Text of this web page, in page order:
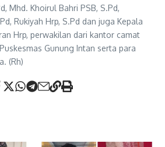
Mhd. Khoirul Bahri PSB, S.Pd,
Rukiyah Hrp, S.Pd dan juga Kepala
Hrp, perwakilan dari kantor camat
Gunung Intan serta para
(Rh)